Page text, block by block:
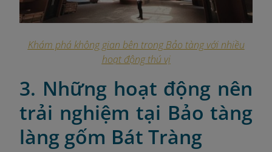
Khám phá không gian bên trong Bảo tàng với nhiều
hoạt động thú vị
3. Những hoạt động nên
trải nghiệm tại Bảo tàng
làng gốm Bát Tràng